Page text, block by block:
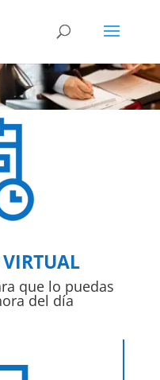
que lo puedas
del día